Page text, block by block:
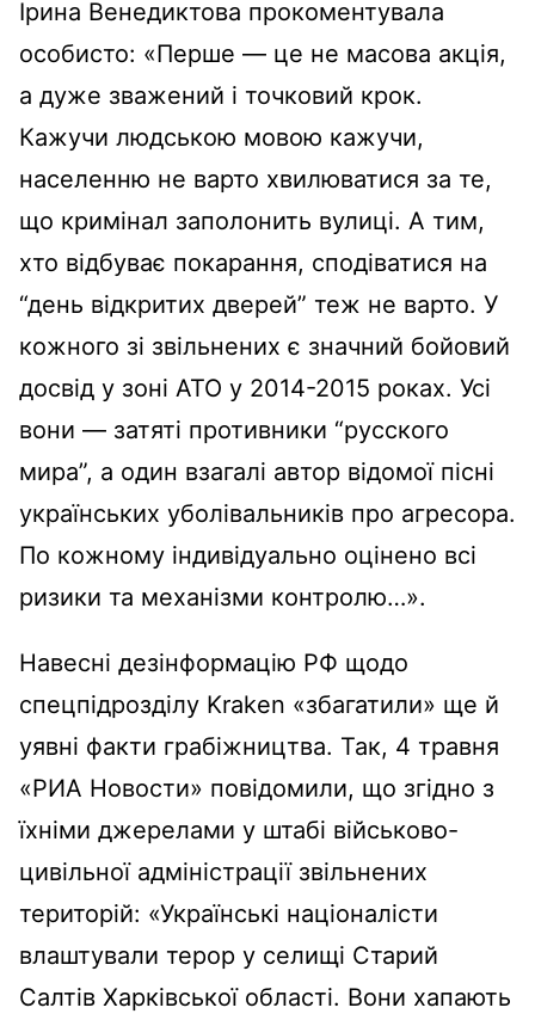
Ірина Венедиктова прокоментувала
особисто: «Перше — це не масова акція,
а дуже зважений і точковий крок.
Кажучи людською мовою кажучи,
населенню не варто хвилюватися за те,
що кримінал заполонить вулиці. А тим,
хто відбуває покарання, сподіватися на
“день відкритих дверей” теж не варто. У
кожного зі звільнених є значний бойовий
досвід у зоні АТО у 2014-2015 роках. Усі
вони — затяті противники “русского
мира”, а один взагалі автор відомої пісні
українських уболівальників про агресора.
По кожному індивідуально оцінено всі
ризики та механізми контролю…».
Навесні дезінформацію РФ щодо
спецпідрозділу Kraken «збагатили» ще й
уявні факти грабіжництва. Так, 4 травня
«РИА Новости» повідомили, що згідно з
їхніми джерелами у штабі військово-
цивільної адміністрації звільнених
територій: «Українські націоналісти
влаштували терор у селищі Старий
Салтів Харківської області. Вони хапають